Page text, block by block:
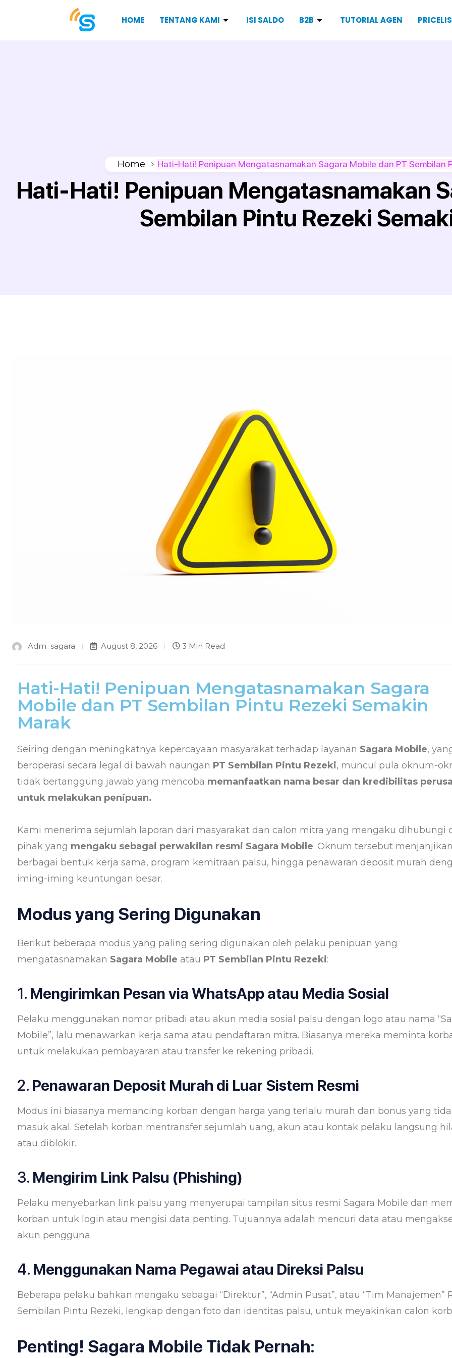
HOME TENTANG KAMI ISI SALDO B2B TUTORIAL AGEN
Home Hati-Hati! Penipuan Mengatasnamakan Sagara Mobile dan PT Sembilan
Hati-Hati! Penipuan Mengatasnamakan
Sembilan Pintu Rezeki
Adm_sagara August 8, 2026 3 Min Read
Hati-Hati! Penipuan Mengatasnamakan Sagara
Mobile dan PT Sembilan Pintu Rezeki Semakin
Marak
Seiring dengan meningkatnya kepercayaan masyarakat terhadap layanan Sagara Mobile,
beroperasi secara legal di bawah naungan PT Sembilan Pintu Rezeki, muncul pula oknum-
tidak bertanggung jawab yang mencoba memanfaatkan nama besar dan kredibilitas
untuk melakukan penipuan.
Kami menerima sejumlah laporan dari masyarakat dan calon mitra yang mengaku dihubungi
pihak yang mengaku sebagai perwakilan resmi Sagara Mobile. Oknum tersebut menjanjikan
berbagai bentuk kerja sama, program kemitraan palsu, hingga penawaran deposit murah
iming-iming keuntungan besar.
Modus yang Sering Digunakan
Berikut beberapa modus yang paling sering digunakan oleh pelaku penipuan yang
mengatasnamakan Sagara Mobile atau PT Sembilan Pintu Rezeki:
1. Mengirimkan Pesan via WhatsApp atau Media Sosial
Pelaku menggunakan nomor pribadi atau akun media sosial palsu dengan logo atau nama
Mobile”, lalu menawarkan kerja sama atau pendaftaran mitra. Biasanya mereka meminta
untuk melakukan pembayaran atau transfer ke rekening pribadi.
2. Penawaran Deposit Murah di Luar Sistem Resmi
Modus ini biasanya memancing korban dengan harga yang terlalu murah dan bonus yang
masuk akal. Setelah korban mentransfer sejumlah uang, akun atau kontak pelaku langsung
atau diblokir.
3. Mengirim Link Palsu (Phishing)
Pelaku menyebarkan link palsu yang menyerupai tampilan situs resmi Sagara Mobile dan
korban untuk login atau mengisi data penting. Tujuannya adalah mencuri data atau
akun pengguna.
4. Menggunakan Nama Pegawai atau Direksi Palsu
Beberapa pelaku bahkan mengaku sebagai “Direktur”, “Admin Pusat”, atau “Tim Manajemen”
Sembilan Pintu Rezeki, lengkap dengan foto dan identitas palsu, untuk meyakinkan calon
Penting! Sagara Mobile Tidak Pernah: